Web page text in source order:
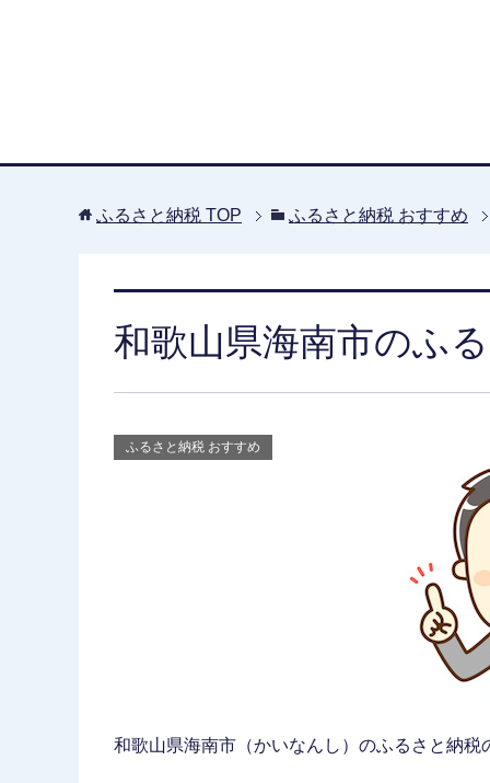
ふるさと納税 TOP ふるさと納税 おすすめ
和歌山県海南市のふ
ふるさと納税 おすすめ
和歌山県海南市（かいなんし）のふるさと納税